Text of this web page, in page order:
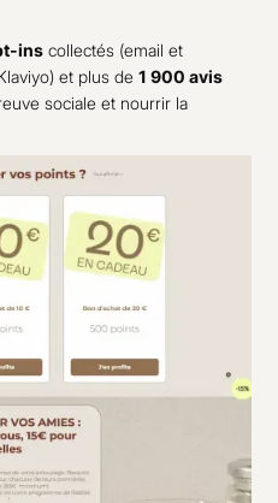
ins collectés (email et
et plus de1 900 avis
sociale et nourrir la